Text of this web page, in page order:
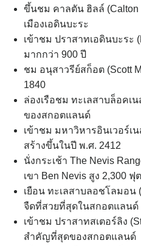
ขึ้นชม คาลตัน ฮิลล์
เมืองเอดินบะระ
เข้าชม ปราสาทเอดินบะระ
มากกว่า 900 ปี
ชม อนุสาวรีย์สก็อต (Scott
1840
ล่องเรือชม ทะเลสาบล็อคเ
ของสกอตแลนด์
เข้าชม มหาวิหารอินเวอร์เ
สร้างขึ้นในปี พ.ศ. 2412
นั่งกระเช้า The Nevis
เขา Ben Nevis สูง 2,300 ฟุ
เยือน ทะเลสาบลอชโลมอน
จืดที่สวยที่สุดในสกอตแลนด์
เข้าชม ปราสาทสเตอร์ลิง
สำคัญที่สุดของสกอตแลนด์